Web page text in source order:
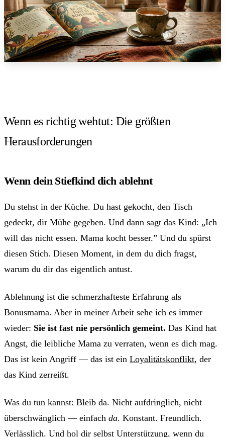
Wenn es richtig wehtut: Die größten
Herausforderungen
Wenn dein Stiefkind dich ablehnt
Du stehst in der Küche. Du hast gekocht, den Tisch
gedeckt, dir Mühe gegeben. Und dann sagt das Kind: „Ich
will das nicht essen. Mama kocht besser.” Und du spürst
diesen Stich. Diesen Moment, in dem du dich fragst,
warum du dir das eigentlich antust.
Ablehnung ist die schmerzhafteste Erfahrung als
Bonusmama. Aber in meiner Arbeit sehe ich es immer
wieder: Sie ist fast nie persönlich gemeint. Das Kind hat
Angst, die leibliche Mama zu verraten, wenn es dich mag.
Das ist kein Angriff — das ist ein Loyalitätskonflikt, der
das Kind zerreißt.
Was du tun kannst: Bleib da. Nicht aufdringlich, nicht
überschwänglich — einfach da. Konstant. Freundlich.
Verlässlich. Und hol dir selbst Unterstützung, wenn du